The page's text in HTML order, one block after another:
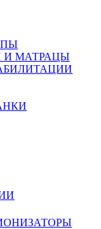
И МАТРАЦЫ